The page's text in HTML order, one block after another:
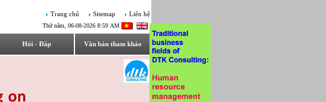
Trang chủ Sitemap Liên hệ
Thứ năm, 06-08-2026 8:59 AM
Hỏi - Đáp Văn bản tham khảo